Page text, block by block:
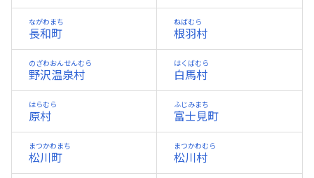
長和町
ながわまち
根羽村
ねばむら
野沢温泉村
のざわおんせんむら
白馬村
はくばむら
原村
はらむら
富士見町
ふじみまち
松川町
まつかわまち
松川村
まつかわむら